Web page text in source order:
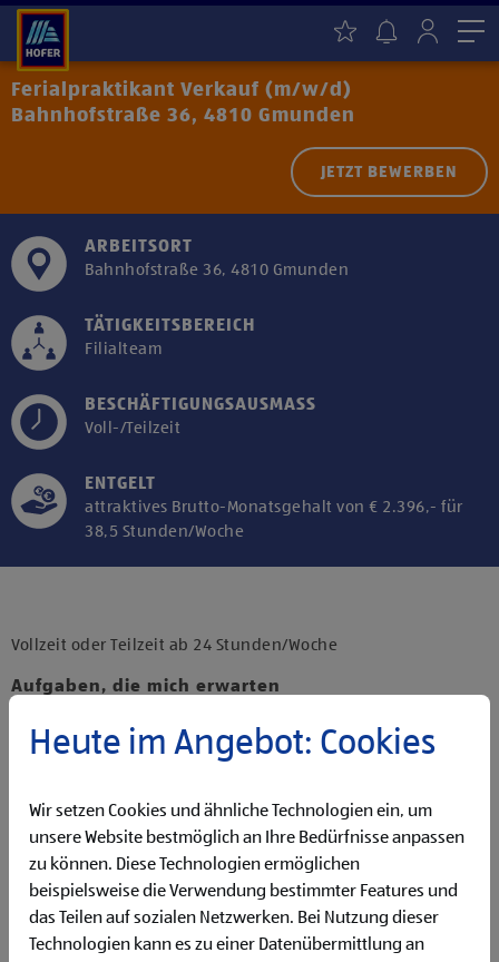
Ferialpraktikant Verkauf (m/w/d)
Bahnhofstraße 36, 4810 Gmunden
JETZT BEWERBEN
ARBEITSORT
Bahnhofstraße 36, 4810 Gmunden
TÄTIGKEITSBEREICH
Filialteam
BESCHÄFTIGUNGSAUSMASS
Voll-/Teilzeit
ENTGELT
attraktives Brutto-Monatsgehalt von € 2.396,- für
38,5 Stunden/Woche
Drittanbietern zu, um diesen Inhalt
Vollzeit oder Teilzeit ab 24 Stunden/Woche
Aufgaben, die mich erwarten
Organisieren und Bewirtschaften der Regale
Präsentieren von Obst und Gemüse
Betreuen der Pfandrückgabeautomaten
Qualifikationen, die ich mitbringe
Schüler:innen (Mindestalter 15 Jahre) oder Student:innen
Flexibilität für Früh- und Spätdienste (Montag bis
Samstag)
Bereitschaft zu körperlich anspruchsvollen Tätigkeiten
Heute im Angebot: Cookies
Wir setzen Cookies und ähnliche Technologien ein, um
unsere Website bestmöglich an Ihre Bedürfnisse anpassen
zu können. Diese Technologien ermöglichen
beispielsweise die Verwendung bestimmter Features und
das Teilen auf sozialen Netzwerken. Bei Nutzung dieser
Technologien kann es zu einer Datenübermittlung an